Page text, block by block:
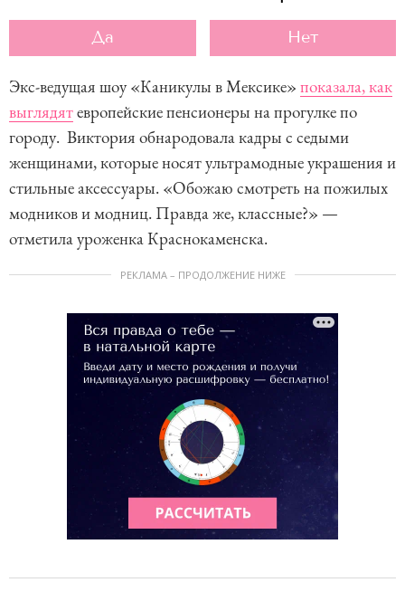
Да Нет
Экс-ведущая шоу «Каникулы в Мексике» показала, как
выглядятевропейские пенсионеры на прогулке по
городу. Виктория обнародовала кадры с седыми
женщинами, которые носят ультрамодные украшения и
стильные аксессуары. «Обожаю смотреть на пожилых
модников и модниц. Правда же, классные?» —
отметила уроженка Краснокаменска.
РЕКЛАМА – ПРОДОЛЖЕНИЕ НИЖЕ